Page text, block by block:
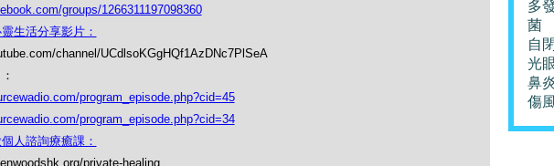
groups/1266311197098360
生活分享影片：
channel/UCdlsoKGgHQf1AzDNc7PlSeA
program_episode.php?cid=45
program_episode.php?cid=34
人諮詢療癒課：
private-healing
多
菌
自
光
鼻
傷